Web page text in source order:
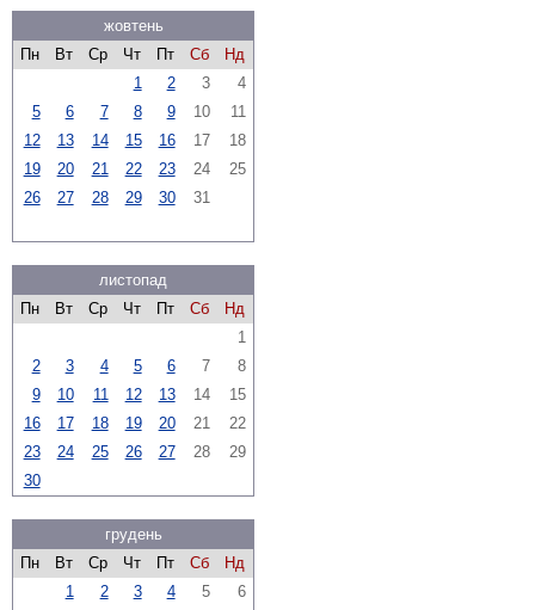
жовтень
Пн
Вт Ср Чт Пт Сб
Нд
1
2 3
4
5
6 7 8 9 10
11
12
13 14 15 16 17
18
19
20 21 22 23 24
25
26
27 28 29 30 31
листопад
Пн
Вт Ср Чт Пт Сб
Нд
1
2
3 4 5 6 7
8
9
10 11 12 13 14
15
16
17 18 19 20 21
22
23
24 25 26 27 28
29
30
грудень
Пн
Вт Ср Чт Пт Сб
Нд
1
2 3 4 5
6